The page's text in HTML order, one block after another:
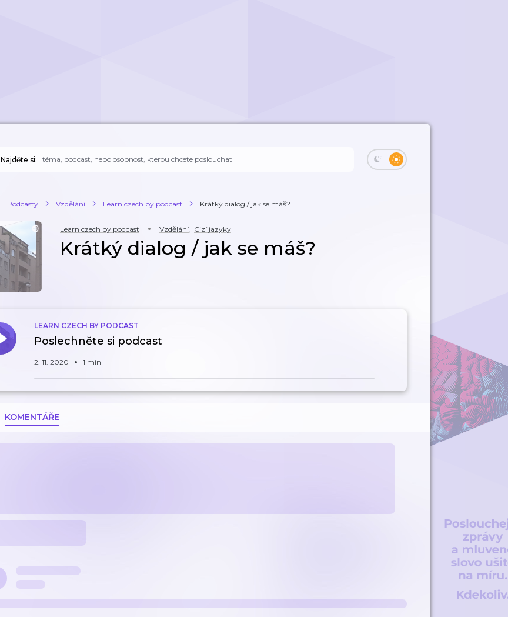
Najděte si:
Podcasty Vzdělání Learn czech by podcast Krátký dialog / jak se máš?
Learn czech by podcast Vzdělání, Cizí jazyky
Krátký dialog / jak se máš?
LEARN CZECH BY PODCAST
Poslechněte si podcast
2. 11. 2020 1 min
KOMENTÁŘE